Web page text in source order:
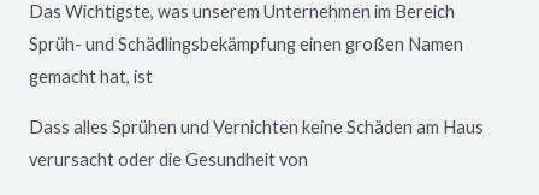
Das Wichtigste, was unserem Unternehmen im Bereich
Sprüh- und Schädlingsbekämpfung einen großen Namen
gemacht hat, ist
Dass alles Sprühen und Vernichten keine Schäden am Haus
verursacht oder die Gesundheit von